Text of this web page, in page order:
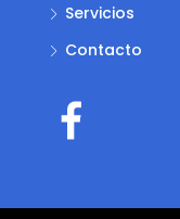
Servicios
Contacto